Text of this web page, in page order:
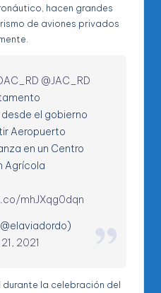
hacen grandes
de aviones privados
@JAC_RD
el gobierno
Aeropuerto
en un Centro
Agrícola
mhJXqg0dqn
2021
la celebración del